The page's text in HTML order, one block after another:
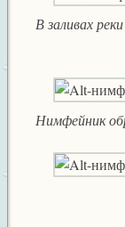
В заливах
Нимфейник